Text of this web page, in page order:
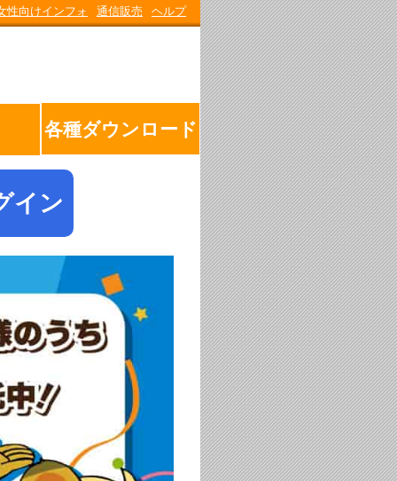
性向けインフォ 通信販売 ヘルプ
各種ダウンロード
イン